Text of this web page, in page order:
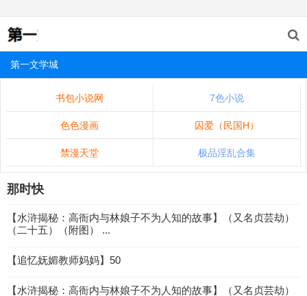
第一文学城
书包小说网 7色小说
色色漫画 囚爱（民国H）
禁漫天堂 极品淫乱合集
那时快
【水浒揭秘：高衙内与林娘子不为人知的故事】（又名贞芸劫）
（二十五）（附图） ...
【追忆妩媚教师妈妈】50
【水浒揭秘：高衙内与林娘子不为人知的故事】（又名贞芸劫）